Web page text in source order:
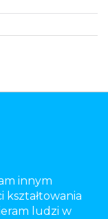
innym
kształtowania
ludzi w